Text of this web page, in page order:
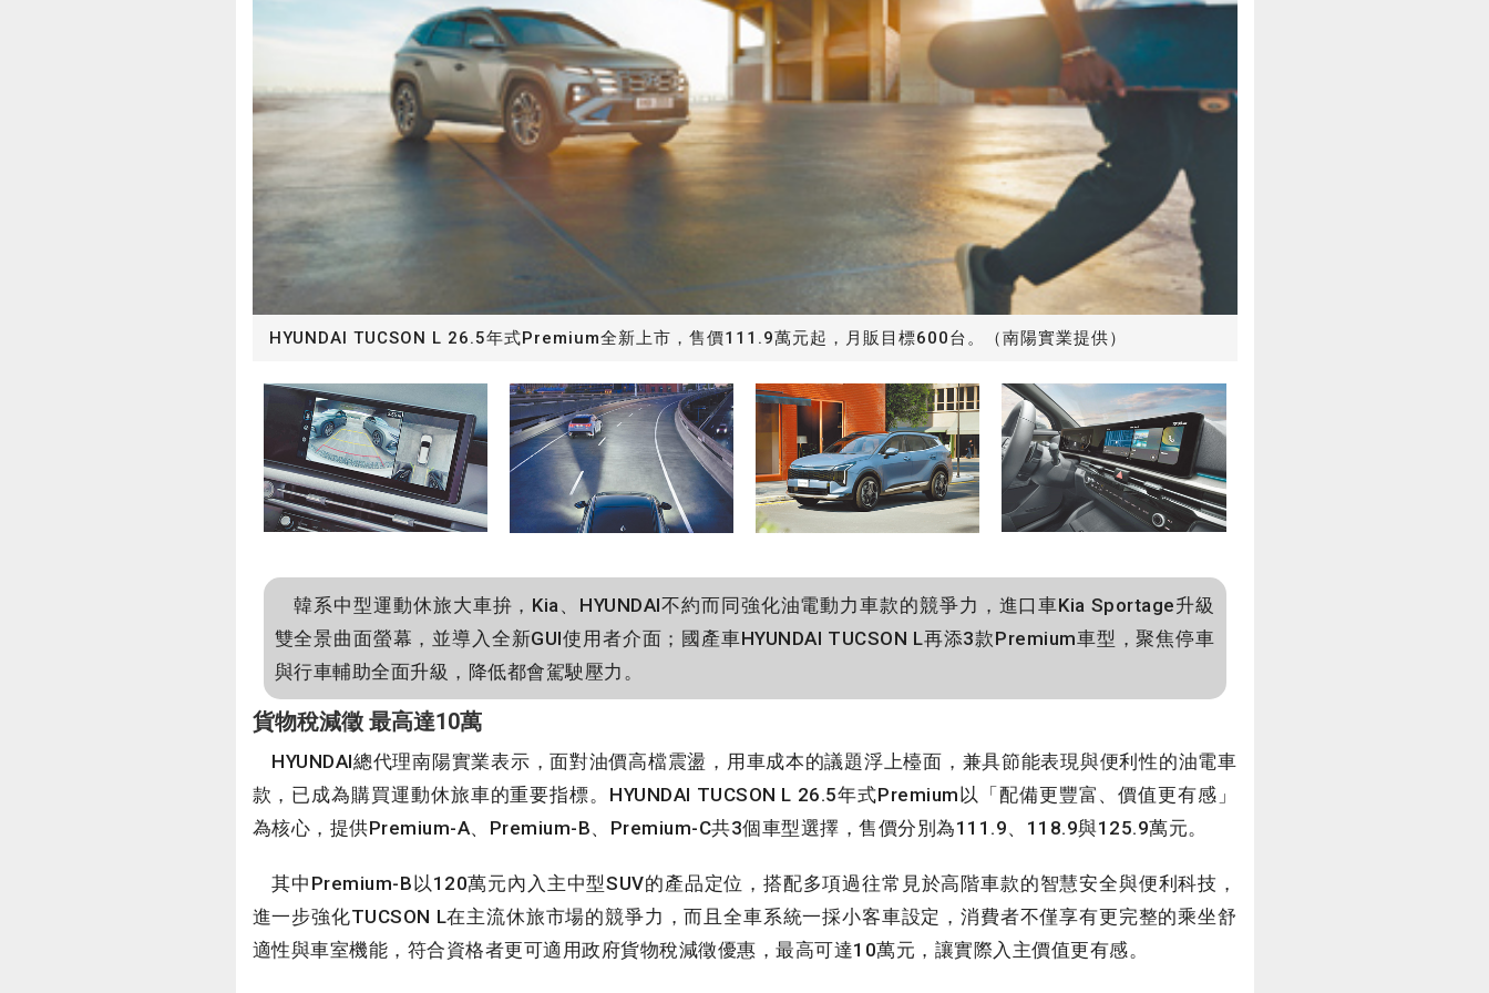
HYUNDAI TUCSON L 26.5年式Premium全新上市，售價111.9萬元起，月販目標600台。（南陽實業提供）
韓系中型運動休旅大車拚，Kia、HYUNDAI不約而同強化油電動力車款的競爭力，進口車Kia Sportage升級
雙全景曲面螢幕，並導入全新GUI使用者介面；國產車HYUNDAI TUCSON L再添3款Premium車型，聚焦停車
與行車輔助全面升級，降低都會駕駛壓力。
貨物稅減徵 最高達10萬
HYUNDAI總代理南陽實業表示，面對油價高檔震盪，用車成本的議題浮上檯面，兼具節能表現與便利性的油電車
款，已成為購買運動休旅車的重要指標。HYUNDAI TUCSON L 26.5年式Premium以「配備更豐富、價值更有感」
為核心，提供Premium-A、Premium-B、Premium-C共3個車型選擇，售價分別為111.9、118.9與125.9萬元。
其中Premium-B以120萬元內入主中型SUV的產品定位，搭配多項過往常見於高階車款的智慧安全與便利科技，
進一步強化TUCSON L在主流休旅市場的競爭力，而且全車系統一採小客車設定，消費者不僅享有更完整的乘坐舒
適性與車室機能，符合資格者更可適用政府貨物稅減徵優惠，最高可達10萬元，讓實際入主價值更有感。